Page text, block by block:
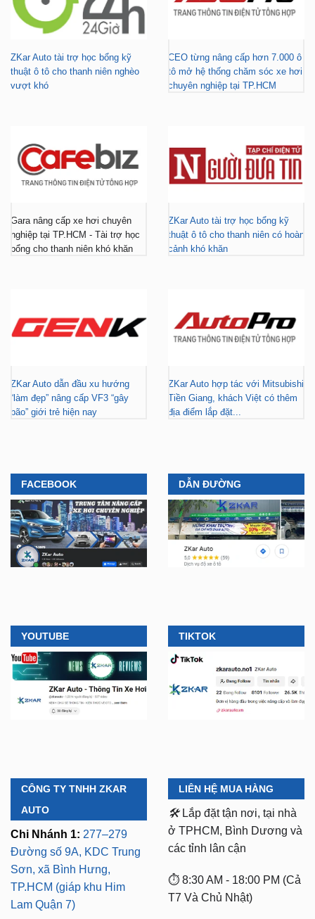
ZKar Auto tài trợ học bổng kỹ
thuật ô tô cho thanh niên nghèo
vượt khó
CEO từng nâng cấp hơn 7.000 ô
tô mở hệ thống chăm sóc xe hơi
chuyên nghiệp tại TP.HCM
Gara nâng cấp xe hơi chuyên
nghiệp tại TP.HCM - Tài trợ học
bổng cho thanh niên khó khăn
ZKar Auto tài trợ học bổng kỹ
thuật ô tô cho thanh niên có hoàn
cảnh khó khăn
ZKar Auto dẫn đầu xu hướng
“làm đẹp” nâng cấp VF3 “gây
bão” giới trẻ hiện nay
ZKar Auto hợp tác với Mitsubishi
Tiền Giang, khách Việt có thêm
địa điểm lắp đặt...
FACEBOOK DẪN ĐƯỜNG
YOUTUBE TIKTOK
CÔNG TY TNHH ZKAR
AUTO
Chi Nhánh 1: 277–279
Đường số 9A, KDC Trung
Sơn, xã Bình Hưng,
TP.HCM (giáp khu Him
Lam Quận 7)
LIÊN HỆ MUA HÀNG
🛠️ Lắp đặt tận nơi, tại nhà
ở TPHCM, Bình Dương và
các tỉnh lân cận
⏱️ 8:30 AM - 18:00 PM (Cả
T7 Và Chủ Nhật)